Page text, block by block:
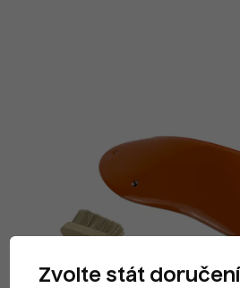
Zvolte stát doručení